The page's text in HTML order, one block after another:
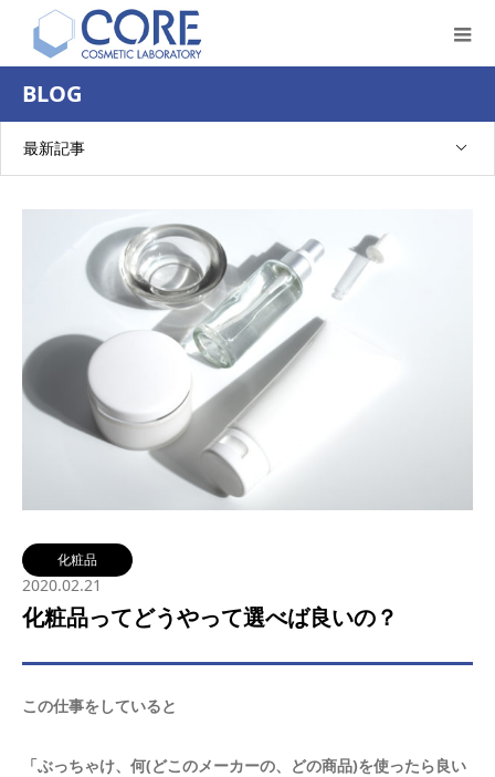
BLOG
最新記事
化粧品
2020.02.21
化粧品ってどうやって選べば良いの？
この仕事をしていると
「ぶっちゃけ、何(どこのメーカーの、どの商品)を使ったら良い